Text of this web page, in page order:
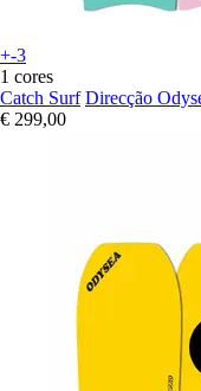
+-3
1 cores
Catch Surf Direcção
€ 299,00